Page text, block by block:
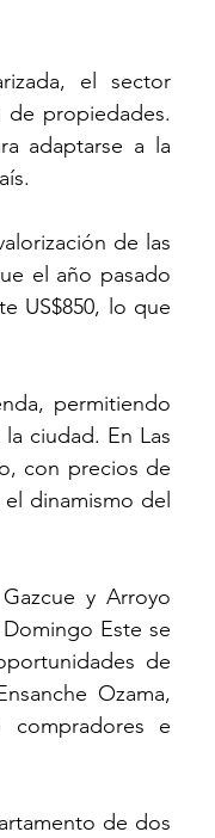
el sector
de propiedades.
adaptarse a la
de las
el año pasado
US$850, lo que
permitiendo
ciudad. En Las
con precios de
dinamismo del
y Arroyo
Este se
de
Ozama,
e
de dos